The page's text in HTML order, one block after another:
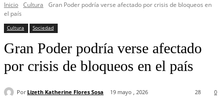
Inicio Cultura
Gran Poder podría verse afectado por crisis de bloqueos en
el país
Cultura Sociedad
Gran Poder podría verse afectado
por crisis de bloqueos en el país
Por Lizeth Katherine Flores Sosa 19 mayo , 2026 0
28